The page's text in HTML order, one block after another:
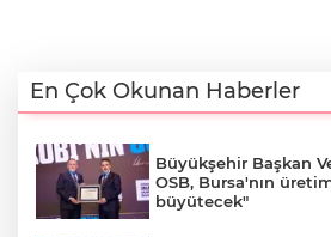
En Çok Okunan Haberler
Büyükşehir Başkan
OSB, Bursa'nın
büyütecek"